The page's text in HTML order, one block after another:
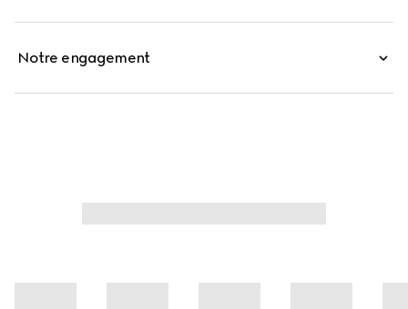
Notre engagement